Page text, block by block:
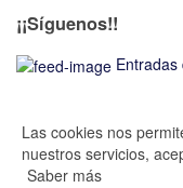
¡¡Síguenos!!
Entradas
Las cookies nos
nuestros servicios,
Saber más